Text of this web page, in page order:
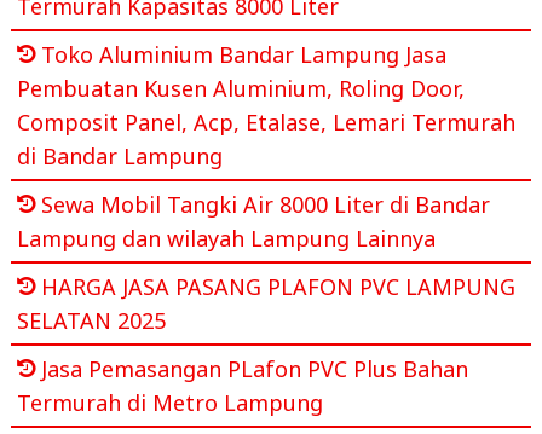
Toko Aluminium Bandar Lampung Jasa
Pembuatan Kusen Aluminium, Roling Door,
Composit Panel, Acp, Etalase, Lemari Termurah
di Bandar Lampung
Sewa Mobil Tangki Air 8000 Liter di Bandar
Lampung dan wilayah Lampung Lainnya
HARGA JASA PASANG PLAFON PVC LAMPUNG
SELATAN 2025
Jasa Pemasangan PLafon PVC Plus Bahan
Termurah di Metro Lampung